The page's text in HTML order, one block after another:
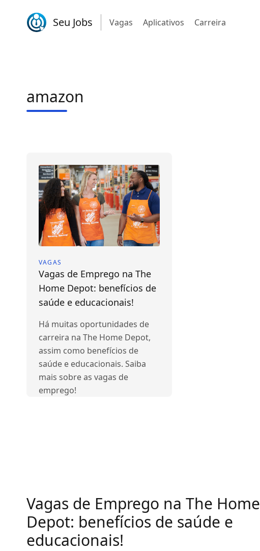
Seu Jobs Vagas Aplicativos Carreira
amazon
VAGAS
Vagas de Emprego na The
Home Depot: benefícios de
saúde e educacionais!
Há muitas oportunidades de
carreira na The Home Depot,
assim como benefícios de
saúde e educacionais. Saiba
mais sobre as vagas de
emprego!
Vagas de Emprego na The Home
Depot: benefícios de saúde e
educacionais!